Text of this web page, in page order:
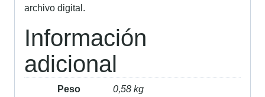
archivo digital.
Información
adicional
Peso 0,58 kg